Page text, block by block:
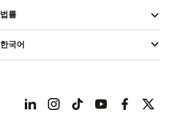
법률
한국어